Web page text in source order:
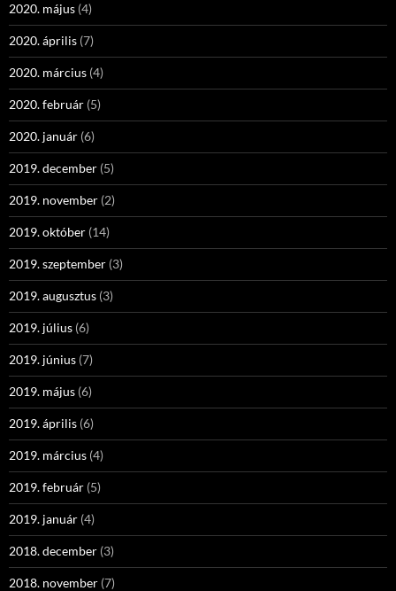
2020. május (4)
2020. április (7)
2020. március (4)
2020. február (5)
2020. január (6)
2019. december (5)
2019. november (2)
2019. október (14)
2019. szeptember (3)
2019. augusztus (3)
2019. július (6)
2019. június (7)
2019. május (6)
2019. április (6)
2019. március (4)
2019. február (5)
2019. január (4)
2018. december (3)
2018. november (7)